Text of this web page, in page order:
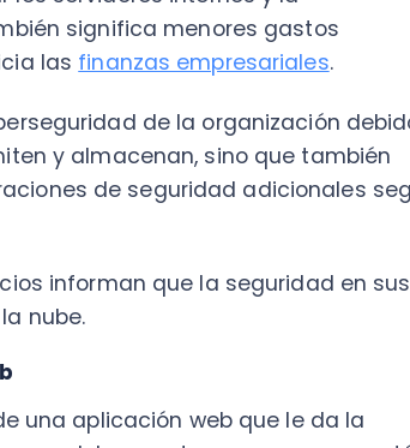
aplicación web que le da la
con otras apps que no están
clave dentro de la informática
a resultados prácticos gracias a su
se puede comunicar desde
posible que las aplicaciones de
fuentes utilizando la misma
encarga también de organizar el